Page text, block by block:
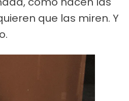
que las miren. Y